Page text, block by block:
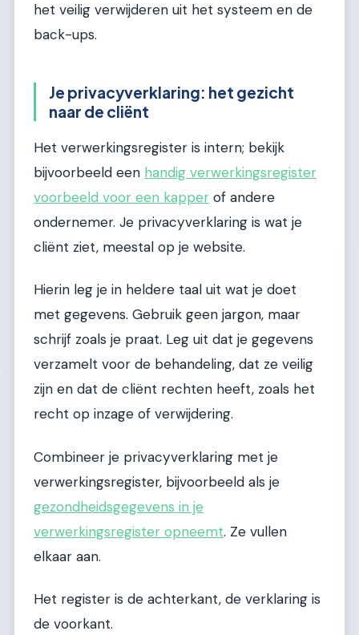
het veilig verwijderen uit het systeem en de
back-ups.
Je privacyverklaring: het gezicht
naar de cliënt
Het verwerkingsregister is intern; bekijk
bijvoorbeeld een handig verwerkingsregister
voorbeeld voor een kapper of andere
ondernemer. Je privacyverklaring is wat je
cliënt ziet, meestal op je website.
Hierin leg je in heldere taal uit wat je doet
met gegevens. Gebruik geen jargon, maar
schrijf zoals je praat. Leg uit dat je gegevens
verzamelt voor de behandeling, dat ze veilig
zijn en dat de cliënt rechten heeft, zoals het
recht op inzage of verwijdering.
Combineer je privacyverklaring met je
verwerkingsregister, bijvoorbeeld als je
gezondheidsgegevens in je
verwerkingsregister opneemt. Ze vullen
elkaar aan.
Het register is de achterkant, de verklaring is
de voorkant.